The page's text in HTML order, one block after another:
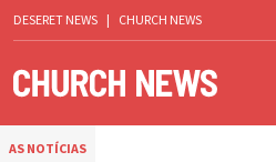
DESERET NEWS | CHURCH NEWS
AS NOTÍCIAS